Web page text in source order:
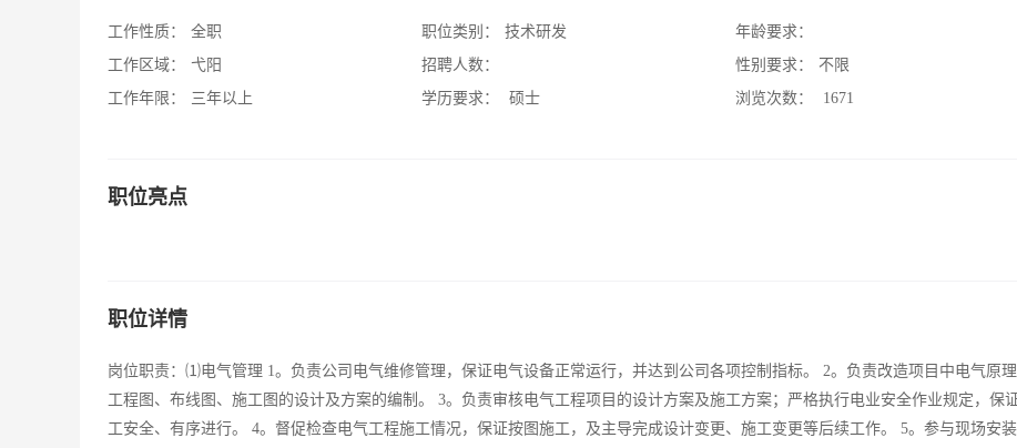
工作性质：
全职
工作区域：
弋阳
工作年限：
三年以上
职位类别：
技术研发
招聘人数：
学历要求：
硕士
年龄要求：
性别要求：
不限
浏览次数：
1671
职位亮点
职位详情
岗位职责：⑴电气管理 1。负责公司电气维修管理，保证电气设备正常运行，并达到公司各项控制指标。 2。负责改造项目中电气原理
工程图、布线图、施工图的设计及方案的编制。 3。负责审核电气工程项目的设计方案及施工方案；严格执行电业安全作业规定，保
工安全、有序进行。 4。督促检查电气工程施工情况，保证按图施工，及主导完成设计变更、施工变更等后续工作。 5。参与现场安